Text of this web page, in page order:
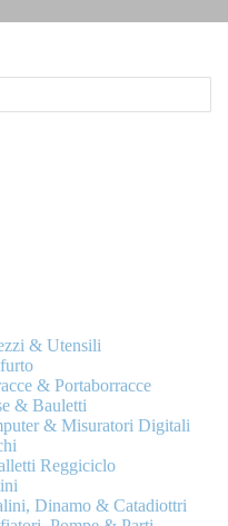
& Utensili
& Portaborracce
& Bauletti
& Misuratori Digitali
Reggiciclo
Dinamo & Catadiottri